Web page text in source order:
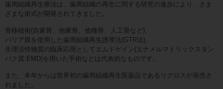
歯周組織再生療法は、歯周組織の再生に関する研究の進歩により、さま
ざまな術式が開発されてきました。
骨移植術(自家骨、他家骨、他種骨、人工骨など)、
バリア膜を使用した歯周組織再生誘導法(GTR法)、
生理活性物質の臨床応用としてエムドゲイン(エナメルマトリックスタン
パク質:EMD)を用いた手術などは代表的なものです。
また、本年からは世界初の歯周組織再生医薬品であるリグロスが発売さ
れました。